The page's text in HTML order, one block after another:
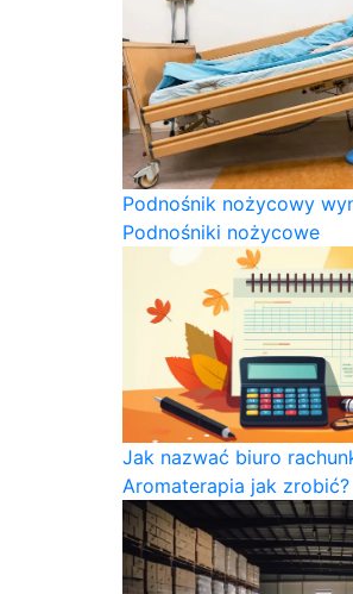
Podnośnik nożycowy
Podnośniki nożycowe
Jak nazwać biuro
Aromaterapia jak zrobić?